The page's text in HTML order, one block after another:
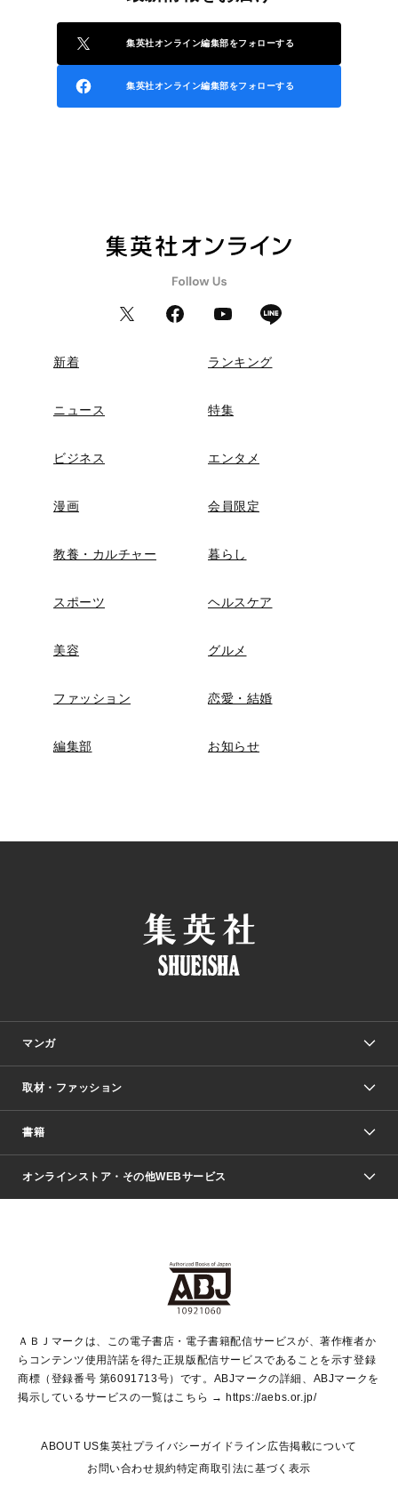
集英社オンライン編集部をフォローする
集英社オンライン編集部をフォローする
新着 ランキング
ニュース 特集
ビジネス エンタメ
漫画 会員限定
教養・カルチャー 暮らし
スポーツ ヘルスケア
美容 グルメ
ファッション 恋愛・結婚
編集部 お知らせ
マンガ
少年マンガ
Vジャンプ
ジャンプルーキー！
ジャンプTOON
S-MANGA
集英社ジャンプリミックス
集英社コミック文庫
週刊ヤングジャンプ
ウルトラジャンプ
少女マンガ
リマコミ＋
マンガMeets
月刊オフィスユー
取材・ファッション
Seventeen
LEE
Marisol
T JAPAN:The New York Times Style Magazine
芸能・情報・スポーツ
パラスポ＋！
書籍
文芸・文庫・総合
青春と読書
アジア人物史
集英社新書
集英社新書プラス
よみタイ
ライトノベル・ノベライズ
集英社Webマガジン Cobalt
集英社オレンジ文庫
シフォン文庫
JUMP j BOOKS
集英社みらい文庫
S-KIDS.LAND
オンラインストア・その他WEBサービス
SHUEISHA MANGA-ART HERITAGE
HAPPY PLUS STORE
shueisha vox
SHOP Marisol
EDITOR'S LAB
ＡＢＪマークは、この電子書店・電子書籍配信サービスが、著作権者か
らコンテンツ使用許諾を得た正規版配信サービスであることを示す登録
商標（登録番号 第6091713号）です。ABJマークの詳細、ABJマークを
掲示しているサービスの一覧はこちら → https://aebs.or.jp/
ABOUT US集英社プライバシーガイドライン 広告掲載について
お問い合わせ規約特定商取引法に基づく表示